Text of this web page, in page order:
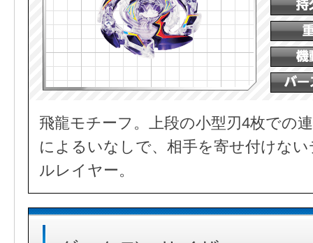
飛龍モチーフ。上段の小型刃4枚での
によるいなしで、相手を寄せ付けな
ルレイヤー。